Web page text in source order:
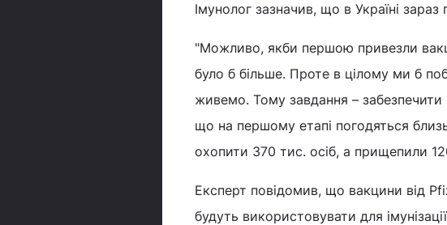
Імунолог зазначив, що в Україні
"Можливо, якби першою привезли
було б більше. Проте в цілому ми б
живемо. Тому завдання –
що на першому етапі погодяться
охопити 370 тис. осіб, а прищепили
Експерт повідомив, що вакцини від
будуть використовувати для